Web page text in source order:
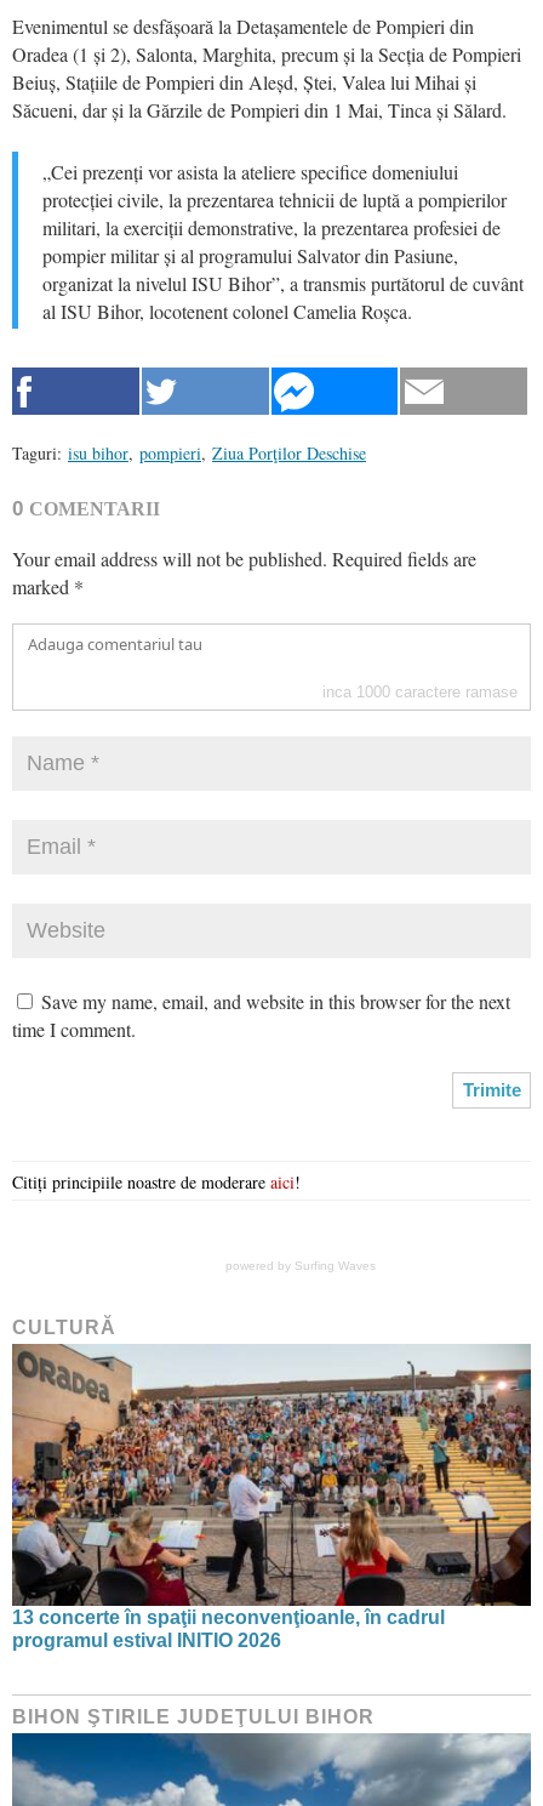
Evenimentul se desfășoară la Detașamentele de Pompieri din
Oradea (1 și 2), Salonta, Marghita, precum și la Secția de Pompieri
Beiuș, Stațiile de Pompieri din Aleșd, Ștei, Valea lui Mihai și
Săcueni, dar și la Gărzile de Pompieri din 1 Mai, Tinca și Sălard.
„Cei prezenți vor asista la ateliere specifice domeniului
protecției civile, la prezentarea tehnicii de luptă a pompierilor
militari, la exerciții demonstrative, la prezentarea profesiei de
pompier militar și al programului Salvator din Pasiune,
organizat la nivelul ISU Bihor”, a transmis purtătorul de cuvânt
al ISU Bihor, locotenent colonel Camelia Roșca.
Taguri: isu bihor, pompieri, Ziua Porţilor Deschise
0 COMENTARII
Your email address will not be published. Required fields are
marked *
inca 1000 caractere ramase
Save my name, email, and website in this browser for the next
time I comment.
Citiți principiile noastre de moderare aici!
powered by Surfing Waves
CULTURĂ
13 concerte în spaţii neconvenţioanle, în cadrul
programul estival INITIO 2026
BIHON ŞTIRILE JUDEŢULUI BIHOR